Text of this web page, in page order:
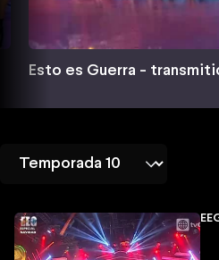
Esto es Guerra -